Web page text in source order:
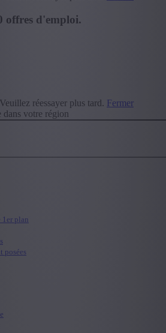
offres d'emploi.
réessayer plus tard. Fermer
dans votre région
plan
posées